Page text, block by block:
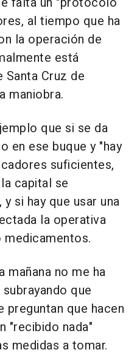
al tiempo que ha
la operación de
está
Cruz de
maniobra.
que si se da
en ese buque y "hay
suficientes,
capital se
si hay que usar una
la operativa
no me ha
que
preguntan que hacen
"recibido nada"
medidas a tomar.